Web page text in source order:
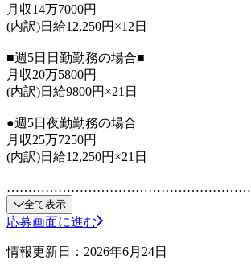
月収14万7000円
(内訳)日給12,250円×12日
■週5日日勤勤務の場合■
月収20万5800円
(内訳)日給9800円×21日
●週5日夜勤勤務の場合
月収25万7250円
(内訳)日給12,250円×21日
…………………………………………………
全て表示
応募画面に進む
情報更新日：2026年6月24日